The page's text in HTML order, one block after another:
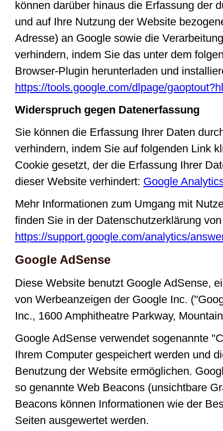
können darüber hinaus die Erfassung der
und auf Ihre Nutzung der Website
Adresse) an Google sowie die
verhindern, indem Sie das unter dem
Browser-Plugin herunterladen und
https://tools.google.com/dlpage/
Widerspruch gegen Datenerfassung
Sie können die Erfassung Ihrer Daten
verhindern, indem Sie auf folgenden Link
Cookie gesetzt, der die Erfassung Ihrer
dieser Website verhindert: Google
Mehr Informationen zum Umgang mit
finden Sie in der Datenschutzerklärung
https://support.google.com/analytics/
Google AdSense
Diese Website benutzt Google AdSense,
von Werbeanzeigen der Google Inc.
Inc., 1600 Amphitheatre Parkway,
Google AdSense verwendet sogenannte
Ihrem Computer gespeichert werden und
Benutzung der Website ermöglichen.
so genannte Web Beacons (unsichtbare
Beacons können Informationen wie der
Seiten ausgewertet werden.